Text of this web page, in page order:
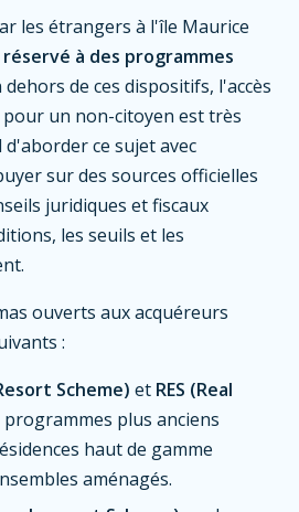
les étrangers à l'île Maurice
réservé à des programmes
dehors de ces dispositifs, l'accès
un non-citoyen est très
ce sujet avec
sur des sources officielles
juridiques et fiscaux
les seuils et les
ouverts aux acquéreurs
:
Scheme) et RES (Real
programmes plus anciens
haut de gamme
aménagés.